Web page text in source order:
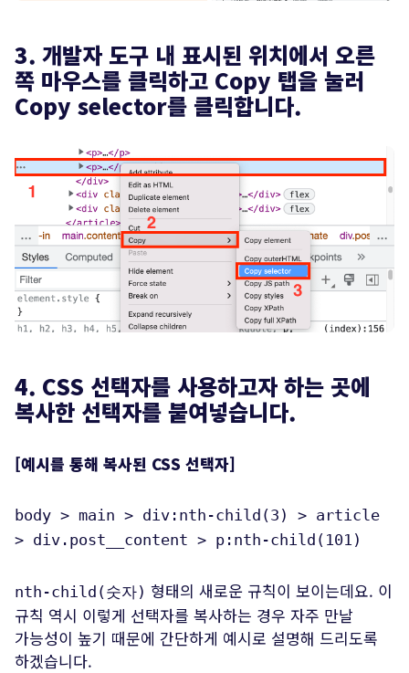
3. 개발자 도구 내 표시된 위치에서 오른
쪽 마우스를 클릭하고 Copy 탭을 눌러
Copy selector를 클릭합니다.
4. CSS 선택자를 사용하고자 하는 곳에
복사한 선택자를 붙여넣습니다.
[예시를 통해 복사된 CSS 선택자]
body > main > div:nth-child(3) > article
> div.post__content > p:nth-child(101)
nth-child(숫자) 형태의 새로운 규칙이 보이는데요. 이
규칙 역시 이렇게 선택자를 복사하는 경우 자주 만날
가능성이 높기 때문에 간단하게 예시로 설명해 드리도록
하겠습니다.